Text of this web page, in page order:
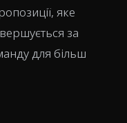
яке
за
для більш